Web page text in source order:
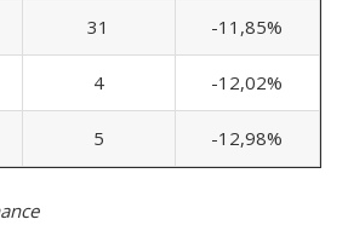
31 -11,85%
4 -12,02%
5 -12,98%